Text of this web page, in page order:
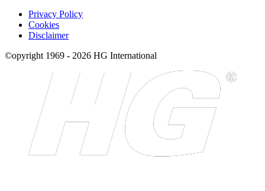
Privacy Policy
Cookies
Disclaimer
©opyright 1969 - 2026 HG International